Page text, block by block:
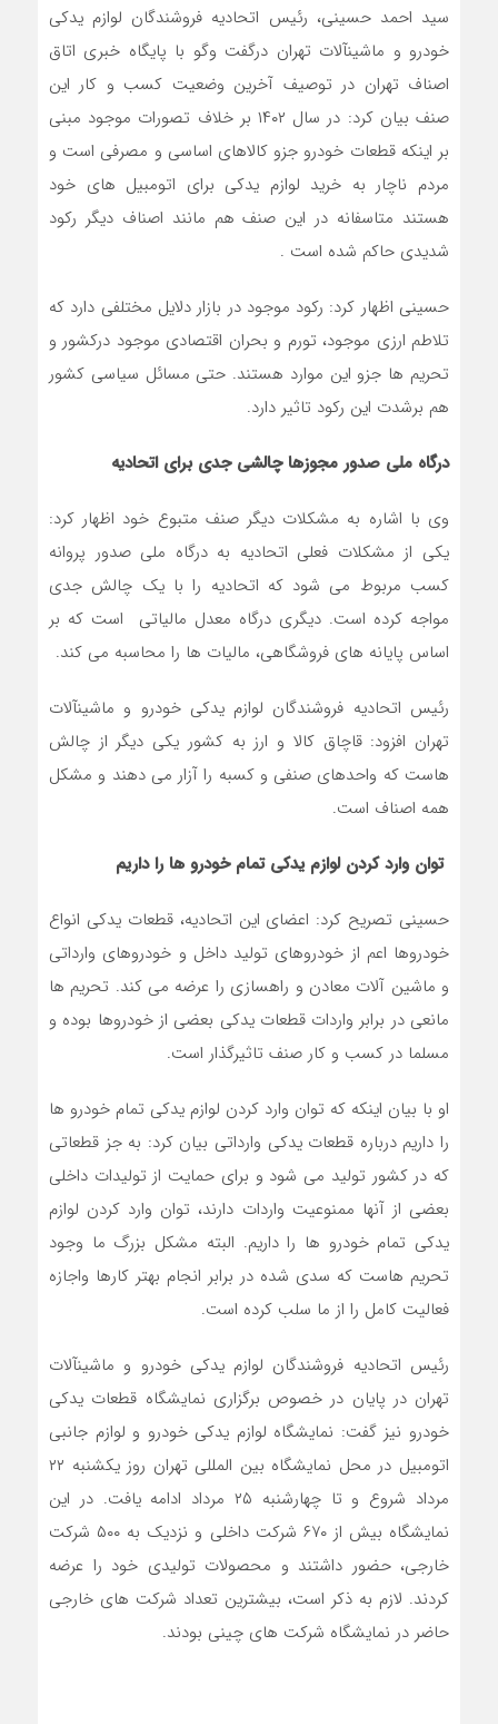
سید احمد حسینی، رئیس اتحادیه فروشندگان لوازم یدکی
خودرو و ماشین‎آلات تهران درگفت وگو با پایگاه خبری اتاق
اصناف تهران در توصیف آخرین وضعیت کسب و کار این
صنف بیان کرد: در سال ۱۴۰۲ بر خلاف تصورات موجود مبنی
بر اینکه قطعات خودرو جزو کالاهای اساسی و مصرفی است و
مردم ناچار به خرید لوازم یدکی برای اتومبیل های خود
هستند متاسفانه در این صنف هم مانند اصناف دیگر رکود
شدیدی حاکم شده است .
حسینی اظهار کرد: رکود موجود در بازار دلایل مختلفی دارد که
تلاطم ارزی موجود، تورم و بحران اقتصادی موجود درکشور و
تحریم ها جزو این موارد هستند. حتی مسائل سیاسی کشور
هم برشدت این رکود تاثیر دارد.
درگاه ملی صدور مجوزها چالشی جدی برای اتحادیه
وی با اشاره به مشکلات دیگر صنف متبوع خود اظهار کرد:
یکی از مشکلات فعلی اتحادیه به درگاه ملی صدور پروانه
کسب مربوط می شود که اتحادیه را با یک چالش جدی
مواجه کرده است. دیگری درگاه معدل مالیاتی است که بر
اساس پایانه های فروشگاهی، مالیات ها را محاسبه می کند.
رئیس اتحادیه فروشندگان لوازم یدکی خودرو و ماشین‎آلات
تهران افزود: قاچاق کالا و ارز به کشور یکی دیگر از چالش
هاست که واحدهای صنفی و کسبه را آزار می دهند و مشکل
همه اصناف است.
توان وارد کردن لوازم یدکی تمام خودرو ها را داریم
حسینی تصریح کرد: اعضای این اتحادیه، قطعات یدکی انواع
خودروها اعم از خودروهای تولید داخل و خودروهای وارداتی
و ماشین آلات معادن و راهسازی را عرضه می کند. تحریم ها
مانعی در برابر واردات قطعات یدکی بعضی از خودروها بوده و
مسلما در کسب و کار صنف تاثیرگذار است.
او با بیان اینکه که توان وارد کردن لوازم یدکی تمام خودرو ها
را داریم درباره قطعات یدکی وارداتی بیان کرد: به جز قطعاتی
که در کشور تولید می شود و برای حمایت از تولیدات داخلی
بعضی از آنها ممنوعیت واردات دارند، توان وارد کردن لوازم
یدکی تمام خودرو ها را داریم. البته مشکل بزرگ ما وجود
تحریم هاست که سدی شده در برابر انجام بهتر کارها واجازه
فعالیت کامل را از ما سلب کرده است.
رئیس اتحادیه فروشندگان لوازم یدکی خودرو و ماشین‎آلات
تهران در پایان در خصوص برگزاری نمایشگاه قطعات یدکی
خودرو نیز گفت: نمایشگاه لوازم یدکی خودرو و لوازم جانبی
اتومبیل در محل نمایشگاه بین المللی تهران روز یکشنبه ۲۲
مرداد شروع و تا چهارشنبه ۲۵ مرداد ادامه یافت. در این
نمایشگاه بیش از ۶۷۰ شرکت داخلی و نزدیک به ۵۰۰ شرکت
خارجی، حضور داشتند و محصولات تولیدی خود را عرضه
کردند. لازم به ذکر است، بیشترین تعداد شرکت های خارجی
حاضر در نمایشگاه شرکت های چینی بودند.